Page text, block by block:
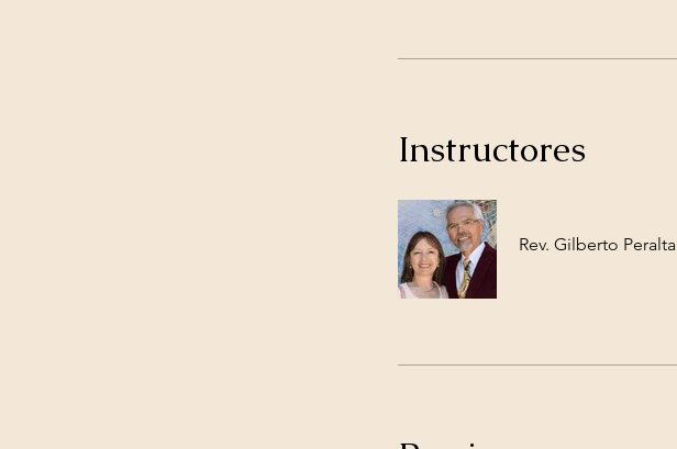
Instructores
Rev. Gilberto Peralta